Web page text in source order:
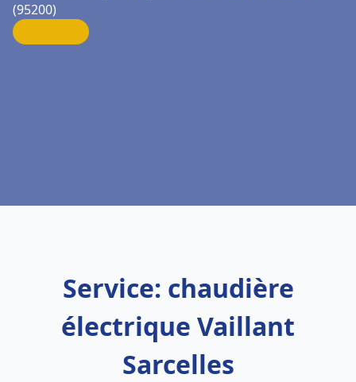
(95200)
Service: chaudière
électrique Vaillant
Sarcelles